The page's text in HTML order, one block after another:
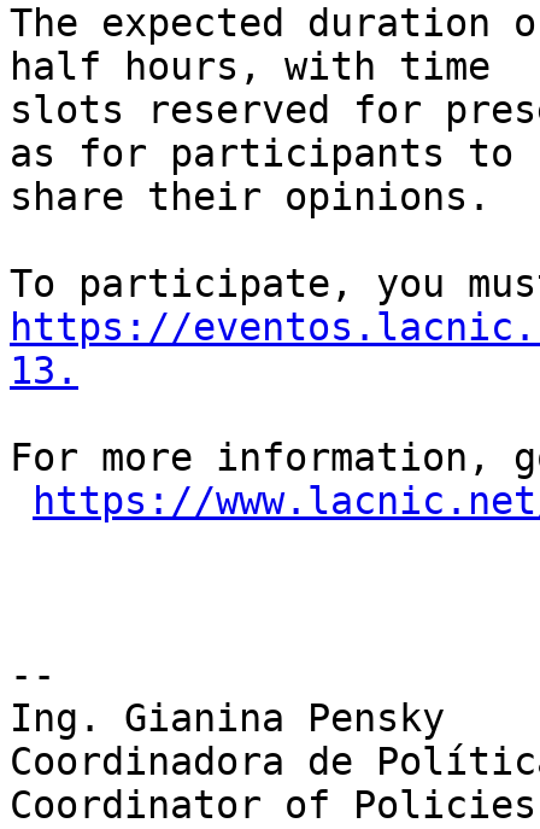
The expected duration
half hours, with time
slots reserved for
as for participants to
share their opinions.
https://
13.
For more information,
https://
--
Ing. Gianina Pensky
Coordinadora de
Coordinator of